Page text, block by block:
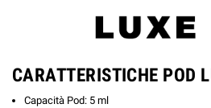
CARATTERISTICHE POD
Capacità Pod: 5 ml